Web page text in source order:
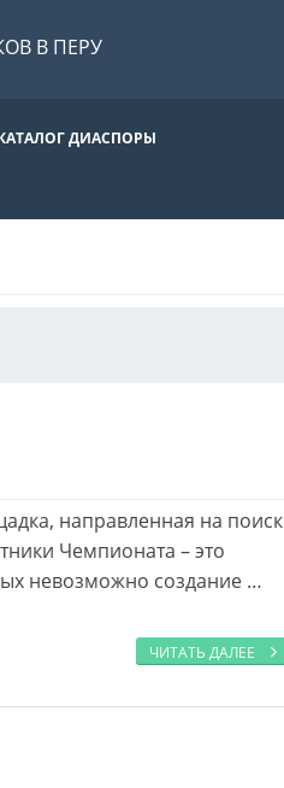
В ПЕРУ
ДИАСПОРЫ
направленная на поиск
Чемпионата – это
невозможно создание …
ЧИТАТЬ ДАЛЕЕ